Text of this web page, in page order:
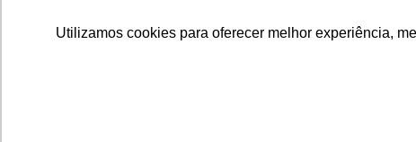
Utilizamos cookies para oferecer melhor experiência,